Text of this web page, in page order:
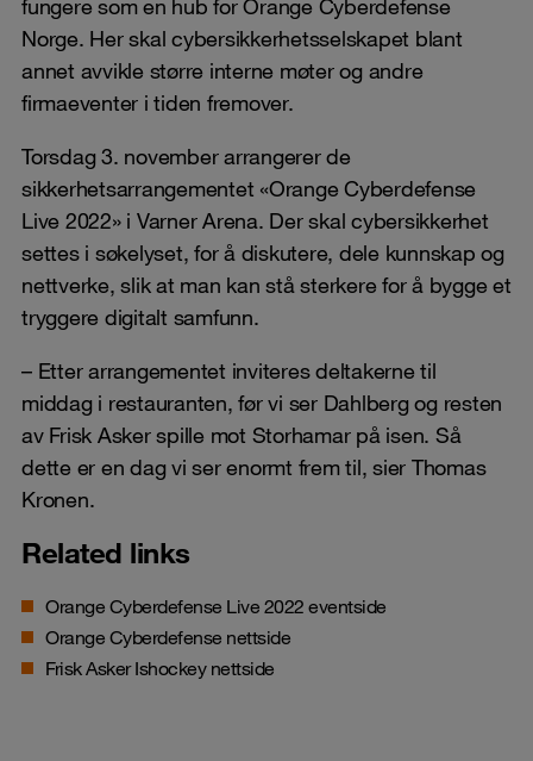
fungere som en hub for Orange Cyberdefense
Norge. Her skal cybersikkerhetsselskapet blant
annet avvikle større interne møter og andre
firmaeventer i tiden fremover.
Torsdag 3. november arrangerer de
sikkerhetsarrangementet «Orange Cyberdefense
Live 2022» i Varner Arena. Der skal cybersikkerhet
settes i søkelyset, for å diskutere, dele kunnskap og
nettverke, slik at man kan stå sterkere for å bygge et
tryggere digitalt samfunn.
– Etter arrangementet inviteres deltakerne til
middag i restauranten, før vi ser Dahlberg og resten
av Frisk Asker spille mot Storhamar på isen. Så
dette er en dag vi ser enormt frem til, sier Thomas
Kronen.
Related links
Orange Cyberdefense Live 2022 eventside
Orange Cyberdefense nettside
Frisk Asker Ishockey nettside